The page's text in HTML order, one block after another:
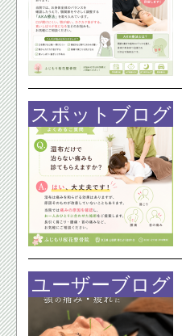
スポットブログ
ユーザーブログ